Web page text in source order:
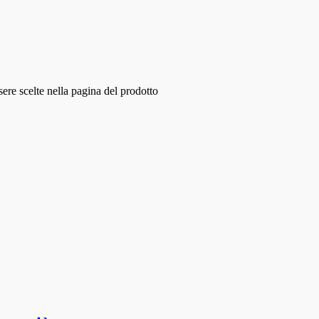
scelte nella pagina del prodotto